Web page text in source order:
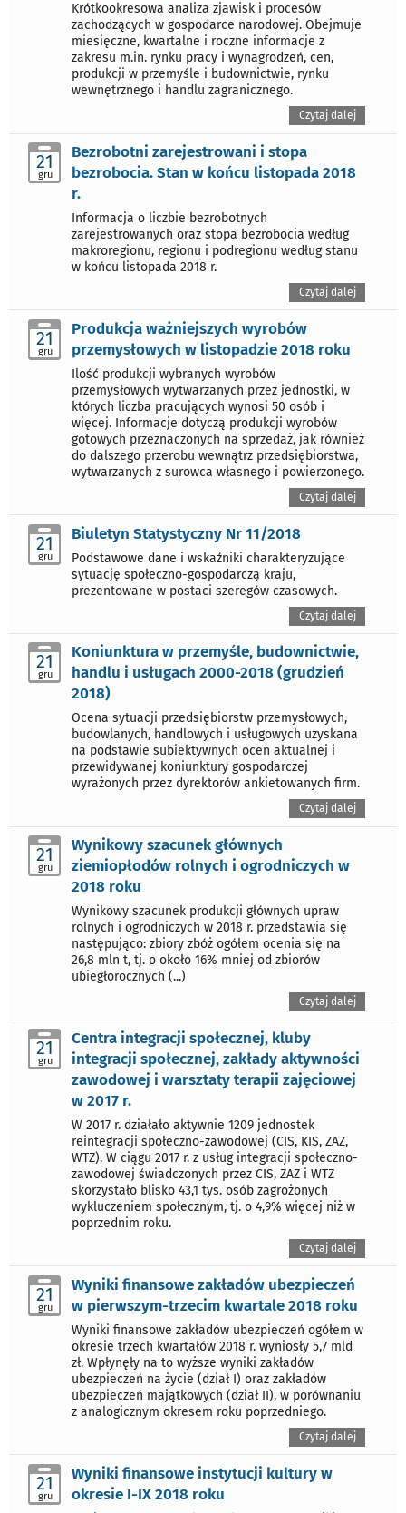
Krótkookresowa analiza zjawisk i procesów
zachodzących w gospodarce narodowej. Obejmuje
miesięczne, kwartalne i roczne informacje z
zakresu m.in. rynku pracy i wynagrodzeń, cen,
produkcji w przemyśle i budownictwie, rynku
wewnętrznego i handlu zagranicznego.
Czytaj dalej
21
gru
Bezrobotni zarejestrowani i stopa
bezrobocia. Stan w końcu listopada 2018
r.
Informacja o liczbie bezrobotnych
zarejestrowanych oraz stopa bezrobocia według
makroregionu, regionu i podregionu według stanu
w końcu listopada 2018 r.
Czytaj dalej
21
gru
Produkcja ważniejszych wyrobów
przemysłowych w listopadzie 2018 roku
Ilość produkcji wybranych wyrobów
przemysłowych wytwarzanych przez jednostki, w
których liczba pracujących wynosi 50 osób i
więcej. Informacje dotyczą produkcji wyrobów
gotowych przeznaczonych na sprzedaż, jak również
do dalszego przerobu wewnątrz przedsiębiorstwa,
wytwarzanych z surowca własnego i powierzonego.
Czytaj dalej
21
gru
Biuletyn Statystyczny Nr 11/2018
Podstawowe dane i wskaźniki charakteryzujące
sytuację społeczno-gospodarczą kraju,
prezentowane w postaci szeregów czasowych.
Czytaj dalej
21
gru
Koniunktura w przemyśle, budownictwie,
handlu i usługach 2000-2018 (grudzień
2018)
Ocena sytuacji przedsiębiorstw przemysłowych,
budowlanych, handlowych i usługowych uzyskana
na podstawie subiektywnych ocen aktualnej i
przewidywanej koniunktury gospodarczej
wyrażonych przez dyrektorów ankietowanych firm.
Czytaj dalej
21
gru
Wynikowy szacunek głównych
ziemiopłodów rolnych i ogrodniczych w
2018 roku
Wynikowy szacunek produkcji głównych upraw
rolnych i ogrodniczych w 2018 r. przedstawia się
następująco: zbiory zbóż ogółem ocenia się na
26,8 mln t, tj. o około 16% mniej od zbiorów
ubiegłorocznych (...)
Czytaj dalej
21
gru
Centra integracji społecznej, kluby
integracji społecznej, zakłady aktywności
zawodowej i warsztaty terapii zajęciowej
w 2017 r.
W 2017 r. działało aktywnie 1209 jednostek
reintegracji społeczno-zawodowej (CIS, KIS, ZAZ,
WTZ). W ciągu 2017 r. z usług integracji społeczno-
zawodowej świadczonych przez CIS, ZAZ i WTZ
skorzystało blisko 43,1 tys. osób zagrożonych
wykluczeniem społecznym, tj. o 4,9% więcej niż w
poprzednim roku.
Czytaj dalej
21
gru
Wyniki finansowe zakładów ubezpieczeń
w pierwszym-trzecim kwartale 2018 roku
Wyniki finansowe zakładów ubezpieczeń ogółem w
okresie trzech kwartałów 2018 r. wyniosły 5,7 mld
zł. Wpłynęły na to wyższe wyniki zakładów
ubezpieczeń na życie (dział I) oraz zakładów
ubezpieczeń majątkowych (dział II), w porównaniu
z analogicznym okresem roku poprzedniego.
Czytaj dalej
21
gru
Wyniki finansowe instytucji kultury w
okresie I-IX 2018 roku